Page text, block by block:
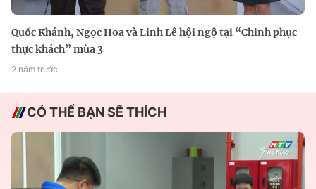
Quốc Khánh, Ngọc Hoa và Linh Lê hội ngộ tại “Chinh phục
thực khách” mùa 3
2 năm trước
CÓ THỂ BẠN SẼ THÍCH